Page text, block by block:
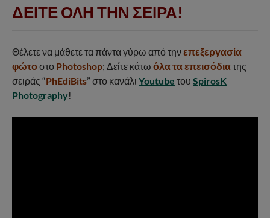
ΔΕΙΤΕ ΟΛΗ ΤΗΝ ΣΕΙΡΑ!
Θέλετε να μάθετε τα πάντα γύρω από τηνεπεξεργασία
φώτο στο Photoshop; Δείτε κάτω όλα τα επεισόδιατης
σειράς “PhEdiBits” στο κανάλι Youtube του SpirosK
Photography!